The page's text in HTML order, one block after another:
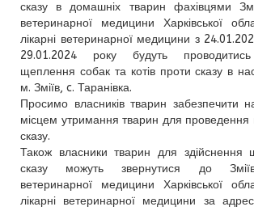
сказу в домашніх тварин фахівцями
ветеринарної медицини Харківської
лікарні ветеринарної медицини з
29.01.2024 року будуть проводитись
щеплення собак та котів проти сказу в
м. Зміїв, c. Таранівка.
Просимо власників тварин забезпечити
місцем утримання тварин для
сказу.
Також власники тварин для здійснення
сказу можуть звернутися до
ветеринарної медицини Харківської
лікарні ветеринарної медицини за